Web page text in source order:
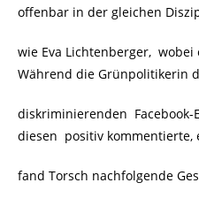
offenbar in der gleichen
wie Eva Lichtenberger, wobei
Während die Grünpolitikerin
diskriminierenden
diesen positiv kommentierte,
fand Torsch nachfolgende